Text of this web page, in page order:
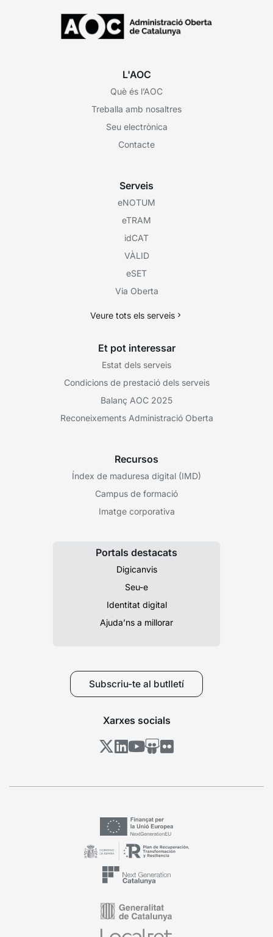
L'AOC
Què és l’AOC
Treballa amb nosaltres
Seu electrònica
Contacte
Serveis
eNOTUM
eTRAM
idCAT
VÀLID
eSET
Via Oberta
Veure tots els serveis
Et pot interessar
Estat dels serveis
Condicions de prestació dels serveis
Balanç AOC 2025
Reconeixements Administració Oberta
Recursos
Índex de maduresa digital (IMD)
Campus de formació
Imatge corporativa
Portals destacats
Digicanvis
Seu-e
Identitat digital
Ajuda’ns a millorar
Subscriu-te al butlletí
Xarxes socials